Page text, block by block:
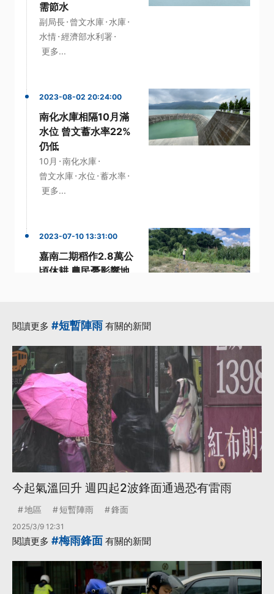
需節水
副局長· 曾文水庫· 水庫·
水情·經濟部水利署 ·
更多...
2023-08-02 20:24:00
南化水庫相隔10月滿
水位 曾文蓄水率22%
仍低
10月 ·南化水庫·
曾文水庫· 水位 ·蓄水率·
更多...
2023-07-10 13:31:00
嘉南二期稻作2.8萬公
頃休耕 農民憂影響地
更多...
閱讀更多 #短暫陣雨 有關的新聞
今起氣溫回升 週四起2波鋒面通過恐有雷雨
地區 短暫陣雨 鋒面
2025/3/9 12:31
閱讀更多 #梅雨鋒面 有關的新聞